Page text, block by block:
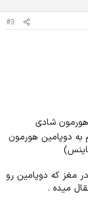
#3
هورمون شادی
به دوپامین هورمون
از بخشی به نام VTA در مغز که دوپامین رو
میده .